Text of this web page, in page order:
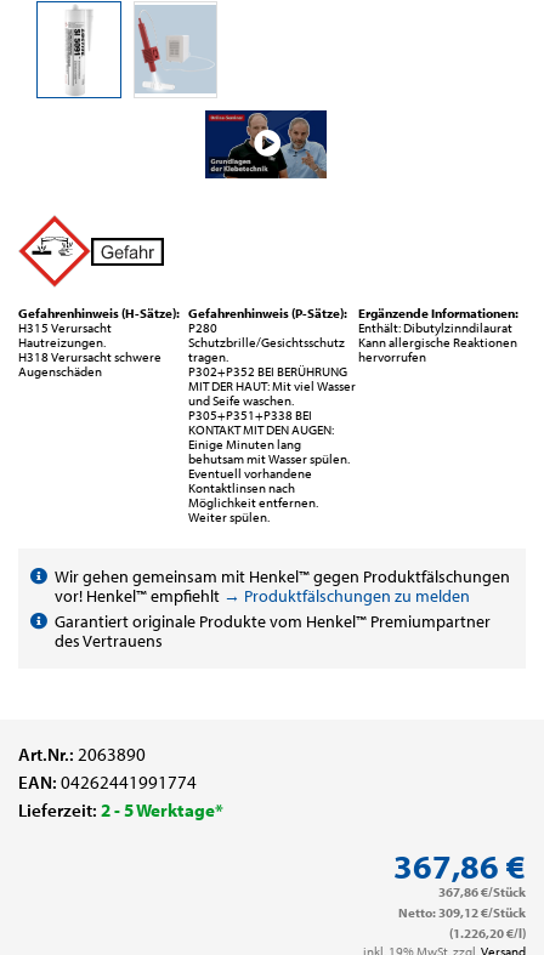
Gefahrenhinweis (H-Sätze):
H315 Verursacht
Hautreizungen.
H318 Verursacht schwere
Augenschäden
Gefahrenhinweis (P-Sätze):
P280
Schutzbrille/Gesichtsschutz
tragen.
P302+P352 BEI BERÜHRUNG
MIT DER HAUT: Mit viel Wasser
und Seife waschen.
P305+P351+P338 BEI
KONTAKT MIT DEN AUGEN:
Einige Minuten lang
behutsam mit Wasser spülen.
Eventuell vorhandene
Kontaktlinsen nach
Möglichkeit entfernen.
Weiter spülen.
Ergänzende Informationen:
Enthält: Dibutylzinndilaurat
Kann allergische Reaktionen
hervorrufen
Wir gehen gemeinsam mit Henkel™ gegen Produktfälschungen
vor! Henkel™ empfiehlt → Produktfälschungen zu melden
Garantiert originale Produkte vom Henkel™ Premiumpartner
des Vertrauens
Art.Nr.: 2063890
EAN: 04262441991774
Lieferzeit: 2 - 5 Werktage*
367,86 €
367,86 €/Stück
Netto: 309,12 €/Stück
(1.226,20 €/l)